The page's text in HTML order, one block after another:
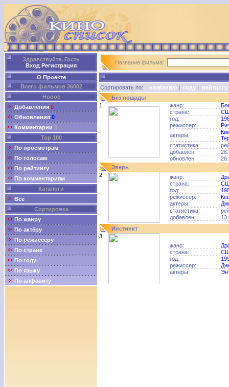
Здравствуйте, Гость
Вход Регистрация
О Проекте
Всего фильмов 36002
Новое
Добавления 0
Обновления 0
Комментарии 0
Top 100
По просмотрам
По голосам
По рейтингу
По комментариям
Каталоги
Все
Сортировка
По жанру
По актёру
По режиссеру
По стране
По году
По языку
По алфавиту
Название фильма:
Сортировать по: названию | году | рейтингу
Без пощады
1
жанр:
страна:
год:
режиссер:
актеры:
статистика:
добавлен:
обновлен:
Зверь
2
жанр:
страна:
год:
режиссер:
актеры:
статистика:
добавлен:
Инстинкт
3
жанр:
страна:
год:
режиссер:
актеры: